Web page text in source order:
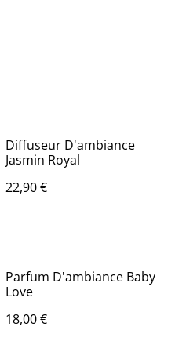
Diffuseur D'ambiance
Jasmin Royal
22,90 €
Parfum D'ambiance Baby
Love
18,00 €